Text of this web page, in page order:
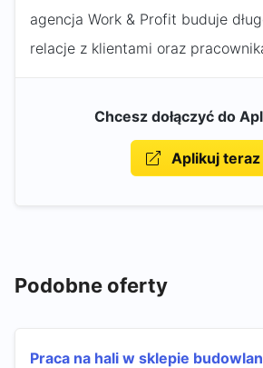
agencja Work & Profit buduje
relacje z klientami oraz
Chcesz dołączyć do
Aplikuj teraz
Podobne oferty
Praca na hali w sklepie